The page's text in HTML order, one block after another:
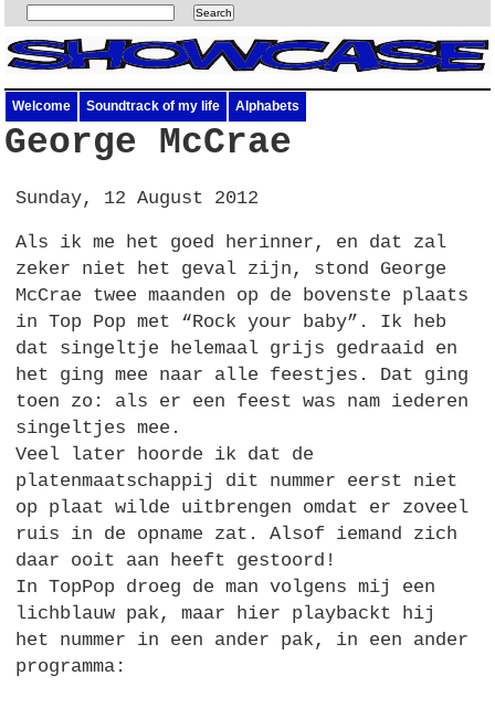
Welcome Soundtrack of my life Alphabets
George McCrae
Sunday, 12 August 2012
Als ik me het goed herinner, en dat zal
zeker niet het geval zijn, stond George
McCrae twee maanden op de bovenste plaats
in Top Pop met “Rock your baby”. Ik heb
dat singeltje helemaal grijs gedraaid en
het ging mee naar alle feestjes. Dat ging
toen zo: als er een feest was nam iederen
singeltjes mee.
Veel later hoorde ik dat de
platenmaatschappij dit nummer eerst niet
op plaat wilde uitbrengen omdat er zoveel
ruis in de opname zat. Alsof iemand zich
daar ooit aan heeft gestoord!
In TopPop droeg de man volgens mij een
lichblauw pak, maar hier playbackt hij
het nummer in een ander pak, in een ander
programma: